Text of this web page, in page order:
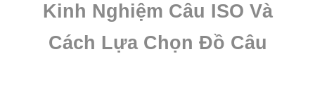
Kinh Nghiệm Câu ISO Và
Cách Lựa Chọn Đồ Câu